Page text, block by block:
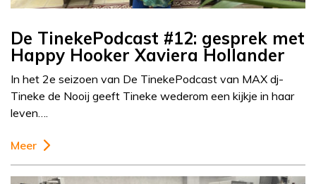
De TinekePodcast #12: gesprek met
Happy Hooker Xaviera Hollander
In het 2e seizoen van De TinekePodcast van MAX dj-
Tineke de Nooij geeft Tineke wederom een kijkje in haar
leven….
Meer